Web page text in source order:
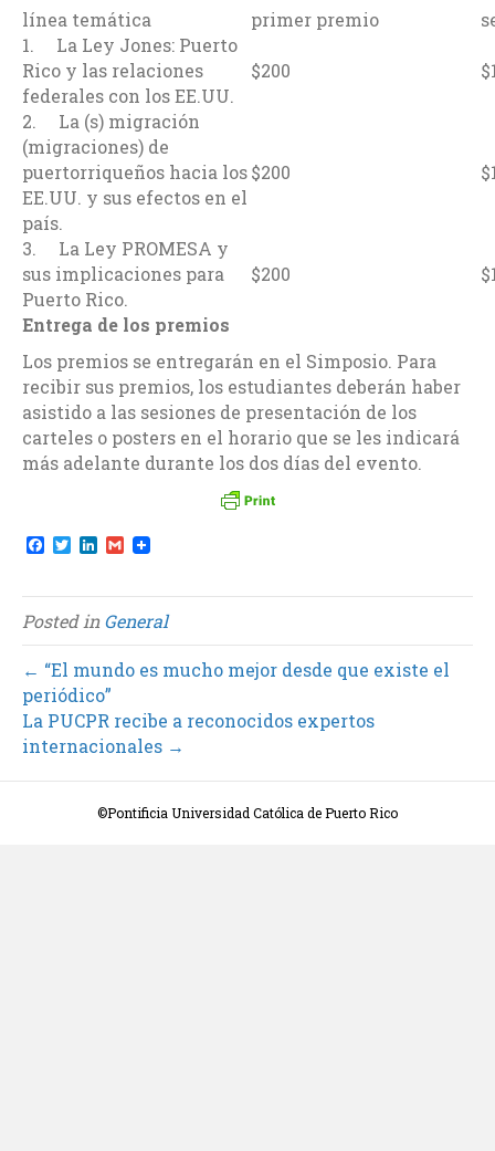
línea temática
primer premio
1. La Ley Jones: Puerto
Rico y las relaciones
federales con los EE.UU.
$200
2. La (s) migración
(migraciones) de
puertorriqueños hacia los
EE.UU. y sus efectos en el
país.
$200
3. La Ley PROMESA y
sus implicaciones para
Puerto Rico.
$200
Entrega de los premios
Los premios se entregarán en el Simposio. Para
recibir sus premios, los estudiantes deberán haber
asistido a las sesiones de presentación de los
carteles o posters en el horario que se les indicará
más adelante durante los dos días del evento.
F
a
e
b
o
o
k
T
w
t
t
e
r
L
k
e
d
I
n
G
m
i
l
Posted inGeneral
← “El mundo es mucho mejor desde que existe el
periódico”
La PUCPR recibe a reconocidos expertos
internacionales →
©Pontificia Universidad Católica de Puerto Rico